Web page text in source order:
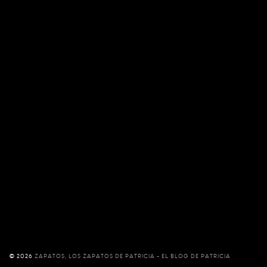
© 2026 ZAPATOS, LOS ZAPATOS DE PATRICIA - EL BLOG DE PATRICIA